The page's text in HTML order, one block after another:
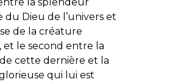
du Dieu de l’univers et
de la créature
et le second entre la
cette dernière et la
qui lui est